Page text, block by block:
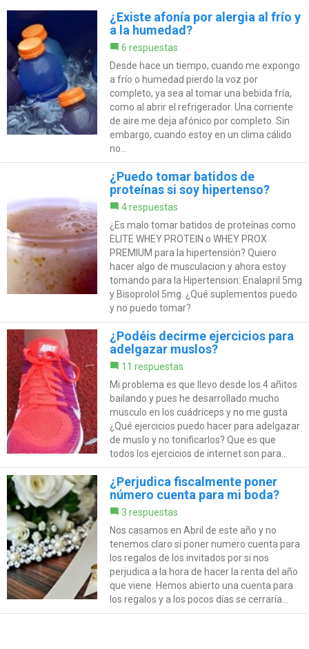
¿Existe afonía por alergia al frío y
a la humedad?
6 respuestas
Desde hace un tiempo, cuando me expongo
a frío o humedad pierdo la voz por
completo, ya sea al tomar una bebida fría,
como al abrir el refrigerador. Una corriente
de aire me deja afónico por completo. Sin
embargo, cuando estoy en un clima cálido
no...
¿Puedo tomar batidos de
proteínas si soy hipertenso?
4 respuestas
¿Es malo tomar batidos de proteínas como
ELITE WHEY PROTEIN o WHEY PROX
PREMIUM para la hipertensión? Quiero
hacer algo de musculacion y ahora estoy
tomando para la Hipertension: Enalapril 5mg
y Bisoprolol 5mg. ¿Qué suplementos puedo
y no puedo tomar?
¿Podéis decirme ejercicios para
adelgazar muslos?
11 respuestas
Mi problema es que llevo desde los 4 añitos
bailando y pues he desarrollado mucho
musculo en los cuádriceps y no me gusta
¿Qué ejercicios puedo hacer para adelgazar
de muslo y no tonificarlos? Que es que
todos los ejercicios de internet son para...
¿Perjudica fiscalmente poner
número cuenta para mi boda?
3 respuestas
Nos casamos en Abril de este año y no
tenemos claro si poner numero cuenta para
los regalos de los invitados por si nos
perjudica a la hora de hacer la renta del año
que viene. Hemos abierto una cuenta para
los regalos y a los pocos días se cerraría...